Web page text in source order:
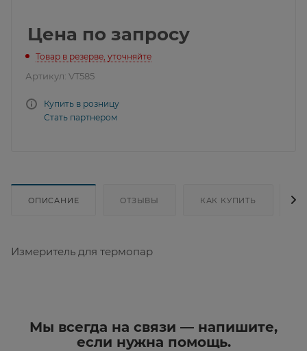
Цена по запросу
Товар в резерве, уточняйте
Артикул: VT585
Купить в розницу
Стать партнером
ОПИСАНИЕ ОТЗЫВЫ КАК КУПИТЬ
Измеритель для термопар
Мы всегда на связи — напишите,
если нужна помощь.